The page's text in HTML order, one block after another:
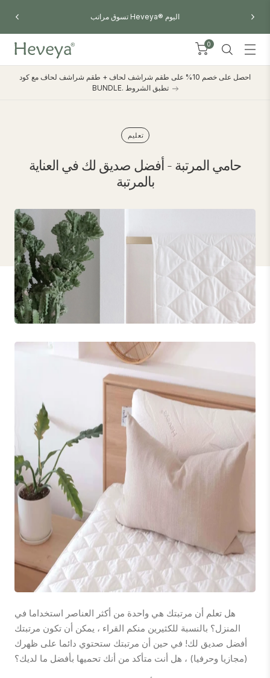
PILLOWBUNDLE
0
احصل على خصم 10% على طقم شراشف لحاف + طقم شراشف لحاف مع كود
BUNDLE. تطبق الشروط
تعليم
حامي المرتبة - أفضل صديق لك في العناية
بالمرتبة
هل تعلم أن مرتبتك هي واحدة من أكثر العناصر استخداما في
المنزل؟ بالنسبة للكثيرين منكم القراء ، يمكن أن تكون مرتبتك
أفضل صديق لك! في حين أن مرتبتك ستحتوي دائما على ظهرك
(مجازيا وحرفيا) ، هل أنت متأكد من أنك تحميها بأفضل ما لديك؟